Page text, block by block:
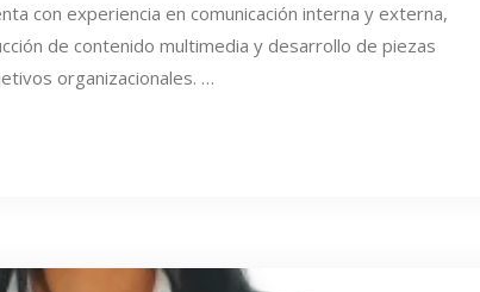
con experiencia en comunicación interna y externa,
de contenido multimedia y desarrollo de piezas
organizacionales. …